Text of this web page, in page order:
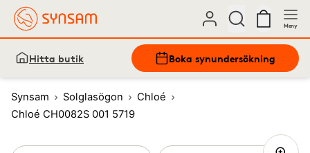
Meny
Hitta butik Boka synundersökning
Synsam Solglasögon
Chloé
Chloé CH0082S 001 5719